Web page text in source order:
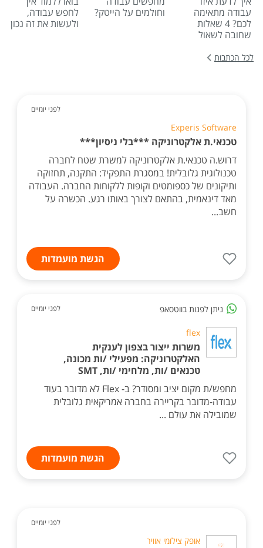
עבודה מתאימה
לכם? 4 שאלות
שחובה לשאול
וחולמים על הייטק?
לחפש עבודה,
ולעשות את זה נכון
לכל הכתבות
לפני יומיים
Experis Software
טכנאי.ת אלקטרוניקה ***בלי ניסיון***
דרוש.ה טכנאי.ת אלקטרוניקה למשרת שטח לחברה
טכנולוגית גלובלית! במסגרת התפקיד: התקנה, תחזוקה
ותיקונים של כספומטים וקופות ללקוחות החברה. העבודה
מאד דינאמית, בהתאם לצורך באותו רגע. הכשרה על
חשב...
הגשת מועמדות
ניתן לפנות בווטסאפ לפני יומיים
flex
משרות ייצור בצפון לענקית
האלקטרוניקה: מפעילי /ות מכונה,
טכנאים /ות, מלחימי /ות, SMT
מחפש/ת מקום יציב ומסודר? ב- Flex לא מדובר בעוד
עבודה-מדובר בקריירה בחברה אמריקאית גלובלית
שמובילה את עולם ...
הגשת מועמדות
לפני יומיים
אופק צילומי אוויר